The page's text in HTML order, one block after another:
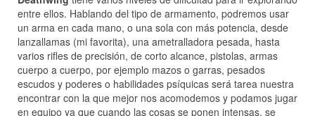
entre ellos. Hablando del tipo de armamento, podremos usar
un arma en cada mano, o una sola con más potencia, desde
lanzallamas (mi favorita), una ametralladora pesada, hasta
varios rifles de precisión, de corto alcance, pistolas, armas
cuerpo a cuerpo, por ejemplo mazos o garras, pesados
escudos y poderes o habilidades psíquicas será tarea nuestra
encontrar con la que mejor nos acomodemos y podamos jugar
en equipo ya que cuando las cosas se ponen intensas, se